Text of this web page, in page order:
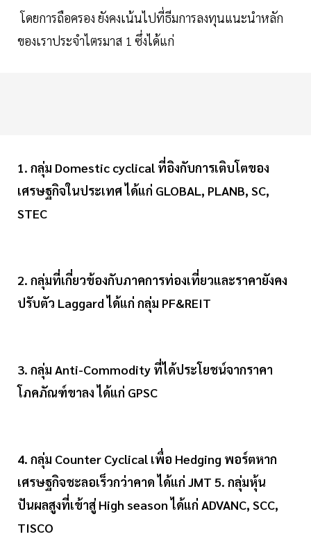
โดยการถือครอง ยังคงเน้นไปที่ธีมการลงทุนแนะนำหลัก
ของเราประจำไตรมาส 1 ซึ่งได้แก่
1. กลุ่ม Domestic cyclical ที่อิงกับการเติบโตของ
เศรษฐกิจในประเทศ ได้แก่ GLOBAL, PLANB, SC,
STEC
2. กลุ่มที่เกี่ยวข้องกับภาคการท่องเที่ยวและราคายังคง
ปรับตัว Laggard ได้แก่ กลุ่ม PF&REIT
3. กลุ่ม Anti-Commodity ที่ได้ประโยชน์จากราคา
โภคภัณฑ์ขาลง ได้แก่ GPSC
4. กลุ่ม Counter Cyclical เพื่อ Hedging พอร์ตหาก
เศรษฐกิจชะลอเร็วกว่าคาด ได้แก่ JMT 5. กลุ่มหุ้น
ปันผลสูงที่เข้าสู่ High season ได้แก่ ADVANC, SCC,
TISCO